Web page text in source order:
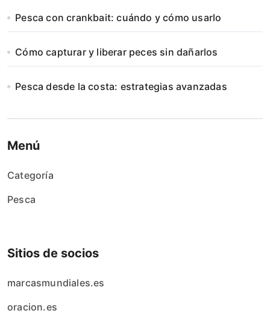
Pesca con crankbait: cuándo y cómo usarlo
Cómo capturar y liberar peces sin dañarlos
Pesca desde la costa: estrategias avanzadas
Menú
Categoría
Pesca
Sitios de socios
marcasmundiales.es
oracion.es